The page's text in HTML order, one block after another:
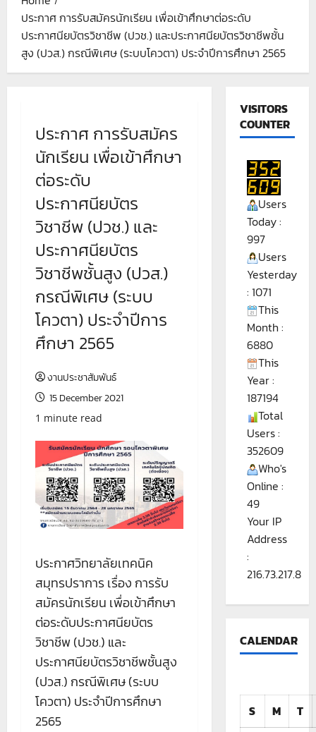
ประกาศ การรับสมัครนักเรียน เพื่อเข้าศึกษาต่อระดับ
ประกาศนียบัตรวิชาชีพ (ปวช.) และประกาศนียบัตรวิชาชีพชั้น
สูง (ปวส.) กรณีพิเศษ (ระบบโควตา) ประจำปีการศึกษา 2565
ประกาศ การรับสมัคร
นักเรียน เพื่อเข้าศึกษา
ต่อระดับ
ประกาศนียบัตร
วิชาชีพ (ปวช.) และ
ประกาศนียบัตร
วิชาชีพชั้นสูง (ปวส.)
กรณีพิเศษ (ระบบ
โควตา) ประจำปีการ
ศึกษา 2565
งานประชาสัมพันธ์
15 December 2021
1 minute read
ประกาศวิทยาลัยเทคนิค
สมุทรปราการ เรื่อง การรับ
สมัครนักเรียน เพื่อเข้าศึกษา
ต่อระดับประกาศนียบัตร
วิชาชีพ (ปวช.) และ
ประกาศนียบัตรวิชาชีพชั้นสูง
(ปวส.) กรณีพิเศษ (ระบบ
โควตา) ประจำปีการศึกษา
2565
VISITORS
COUNTER
Users
Today :
997
Users
Yesterday
: 1071
This
Month :
6880
This
Year :
187194
Total
Users :
352609
Who's
Online :
49
Your IP
Address
:
216.73.217.8
CALENDAR
S M T